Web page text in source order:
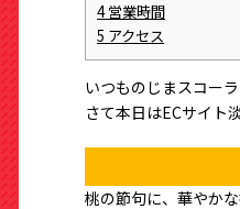
4営業時間
5 アクセス
いつものじまスコー
さて本日はECサイト
桃の節句に、華やかな